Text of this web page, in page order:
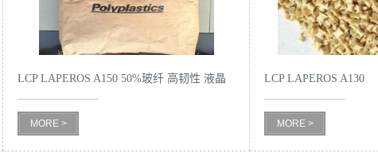
LCP LAPEROS A150 50%玻纤 高韧性 液晶
高分子材料
MORE >
LCP LAPEROS A130
MORE >